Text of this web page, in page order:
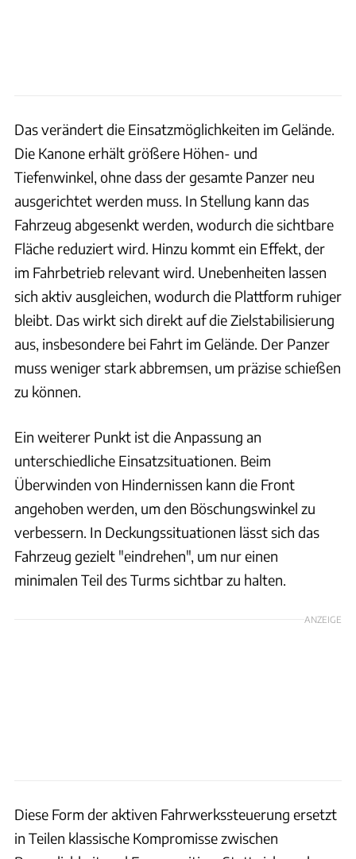
Das verändert die Einsatzmöglichkeiten im Gelände.
Die Kanone erhält größere Höhen- und
Tiefenwinkel, ohne dass der gesamte Panzer neu
ausgerichtet werden muss. In Stellung kann das
Fahrzeug abgesenkt werden, wodurch die sichtbare
Fläche reduziert wird. Hinzu kommt ein Effekt, der
im Fahrbetrieb relevant wird. Unebenheiten lassen
sich aktiv ausgleichen, wodurch die Plattform ruhiger
bleibt. Das wirkt sich direkt auf die Zielstabilisierung
aus, insbesondere bei Fahrt im Gelände. Der Panzer
muss weniger stark abbremsen, um präzise schießen
zu können.
Ein weiterer Punkt ist die Anpassung an
unterschiedliche Einsatzsituationen. Beim
Überwinden von Hindernissen kann die Front
angehoben werden, um den Böschungswinkel zu
verbessern. In Deckungssituationen lässt sich das
Fahrzeug gezielt "eindrehen", um nur einen
minimalen Teil des Turms sichtbar zu halten.
ANZEIGE
Diese Form der aktiven Fahrwerkssteuerung ersetzt
in Teilen klassische Kompromisse zwischen